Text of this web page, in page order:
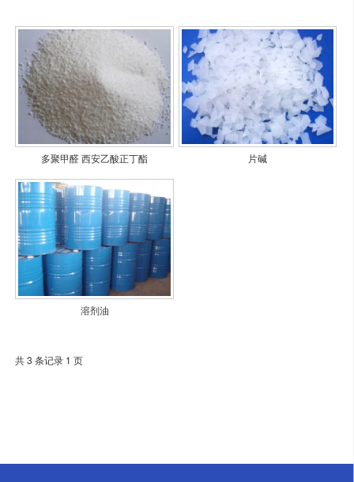
留言反馈
联系我们
多聚甲醛 西安乙酸正丁酯 片碱
溶剂油
共 3 条记录 1 页